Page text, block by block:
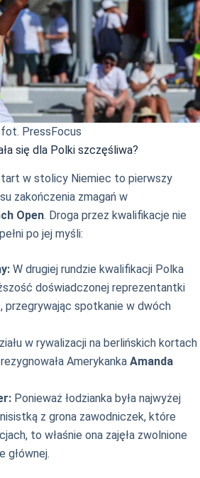
fot. PressFocus
się dla Polki szczęśliwa?
w stolicy Niemiec to pierwszy
zakończenia zmagań w
Open. Droga przez kwalifikacje nie
po jej myśli:
W drugiej rundzie kwalifikacji Polka
doświadczonej reprezentantki
, przegrywając spotkanie w dwóch
w rywalizacji na berlińskich kortach
Amerykanka Amanda
Ponieważ łodzianka była najwyżej
z grona zawodniczek, które
to właśnie ona zajęła zwolnione
głównej.